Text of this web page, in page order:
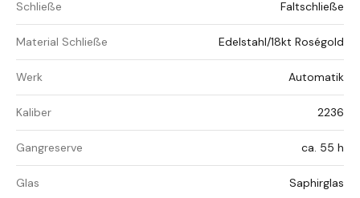
Schließe Faltschließe
Material Schließe Edelstahl/18kt Roségold
Werk Automatik
Kaliber 2236
Gangreserve ca. 55 h
Glas Saphirglas